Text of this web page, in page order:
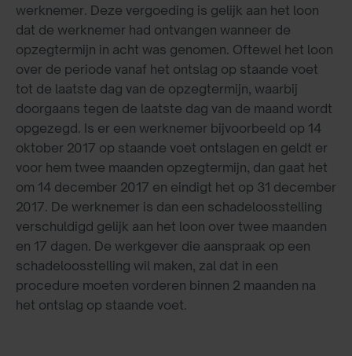
werknemer. Deze vergoeding is gelijk aan het loon
dat de werknemer had ontvangen wanneer de
opzegtermijn in acht was genomen. Oftewel het loon
over de periode vanaf het ontslag op staande voet
tot de laatste dag van de opzegtermijn, waarbij
doorgaans tegen de laatste dag van de maand wordt
opgezegd. Is er een werknemer bijvoorbeeld op 14
oktober 2017 op staande voet ontslagen en geldt er
voor hem twee maanden opzegtermijn, dan gaat het
om 14 december 2017 en eindigt het op 31 december
2017. De werknemer is dan een schadeloosstelling
verschuldigd gelijk aan het loon over twee maanden
en 17 dagen. De werkgever die aanspraak op een
schadeloosstelling wil maken, zal dat in een
procedure moeten vorderen binnen 2 maanden na
het ontslag op staande voet.